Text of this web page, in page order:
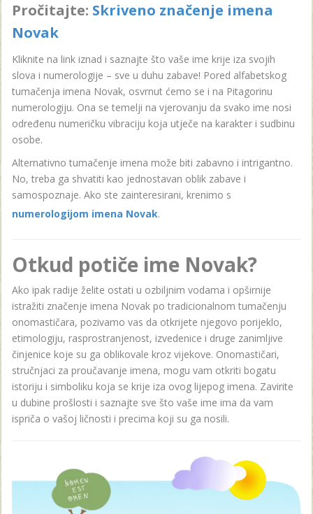
Pročitajte: Skriveno značenje imena
Novak
Kliknite na link iznad i saznajte što vaše ime krije iza svojih
slova i numerologije – sve u duhu zabave! Pored alfabetskog
tumačenja imena Novak, osvrnut ćemo se i na Pitagorinu
numerologiju. Ona se temelji na vjerovanju da svako ime nosi
određenu numeričku vibraciju koja utječe na karakter i sudbinu
osobe.
Alternativno tumačenje imena može biti zabavno i intrigantno.
No, treba ga shvatiti kao jednostavan oblik zabave i
samospoznaje. Ako ste zainteresirani, krenimo s
numerologijom imena Novak.
Otkud potiče ime Novak?
Ako ipak radije želite ostati u ozbiljnim vodama i opširnije
istražiti značenje imena Novak po tradicionalnom tumačenju
onomastičara, pozivamo vas da otkrijete njegovo porijeklo,
etimologiju, rasprostranjenost, izvedenice i druge zanimljive
činjenice koje su ga oblikovale kroz vijekove. Onomastičari,
stručnjaci za proučavanje imena, mogu vam otkriti bogatu
istoriju i simboliku koja se krije iza ovog lijepog imena. Zavirite
u dubine prošlosti i saznajte sve što vaše ime ima da vam
ispriča o vašoj ličnosti i precima koji su ga nosili.